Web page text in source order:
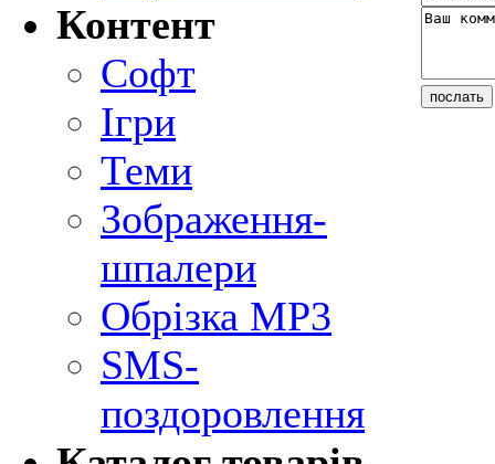
Контент
Софт
Ігри
Теми
Зображення-
шпалери
Обрізка MP3
SMS-
поздоровлення